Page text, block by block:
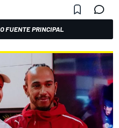
FUENTE PRINCIPAL